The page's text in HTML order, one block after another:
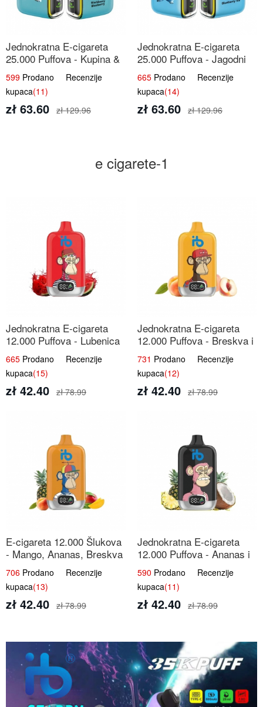
Jednokratna E-cigareta
25.000 Puffova - Kupina &
Borovnica | Šumska Voćna
Mješavina
599 Prodano Recenzije
kupaca(11)
zł 63.60 zł 129.96
Jednokratna E-cigareta
25.000 Puffova - Jagodni
Sladoled | Kremasta Slatka
Okus
665 Prodano Recenzije
kupaca(14)
zł 63.60 zł 129.96
e cigarete-1
Jednokratna E-cigareta
12.000 Puffova - Lubenica
Sladoled | Ljetna Desertna
Aroma
665 Prodano Recenzije
kupaca(15)
zł 42.40 zł 78.99
Jednokratna E-cigareta
12.000 Puffova - Breskva i
Voćni Sok | Osježavajuća
Voćna Mješavina
731 Prodano Recenzije
kupaca(12)
zł 42.40 zł 78.99
E-cigareta 12.000 Šlukova
- Mango, Ananas, Breskva
| Tropska Voćna Mješavina
706 Prodano Recenzije
kupaca(13)
zł 42.40 zł 78.99
Jednokratna E-cigareta
12.000 Puffova - Ananas i
Kokos Sladoled | Tropski
Desert
590 Prodano Recenzije
kupaca(11)
zł 42.40 zł 78.99